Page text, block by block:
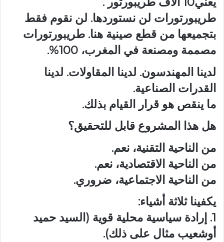
طريبورتورات لن نستوردها. لن نقوم فقط
بتجميعها من قطع صينية هنا. طريبورتورات
مصممة ومصنعة في المغرب، 100%.
لدينا المهندسون. لدينا المقاولات. لدينا
القدرات الصناعية.
ما ينقص هو قرار القيام بذلك.
هل هذا المشروع قابل للتحقيق؟
من الناحية التقنية، نعم.
من الناحية الاقتصادية، نعم.
من الناحية الاجتماعية، ضروري.
يكفينا ثلاثة أشياء:
1. إرادة سياسية محلية قوية (السيد حميد
أوشعيب مثال على ذلك).